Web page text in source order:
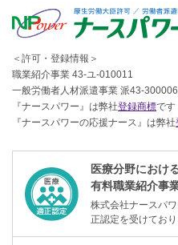
＜許可・登録情報＞
職業紹介事業 43-ユ-010011
一般労働者人材派遣事業 派43-300006
『ナースパワー』は弊社登録商標です
『ナースパワーの応援ナース』は弊社
医療分野におけ
有料職業紹介事
株式会社ナースパ
正認定を受けており